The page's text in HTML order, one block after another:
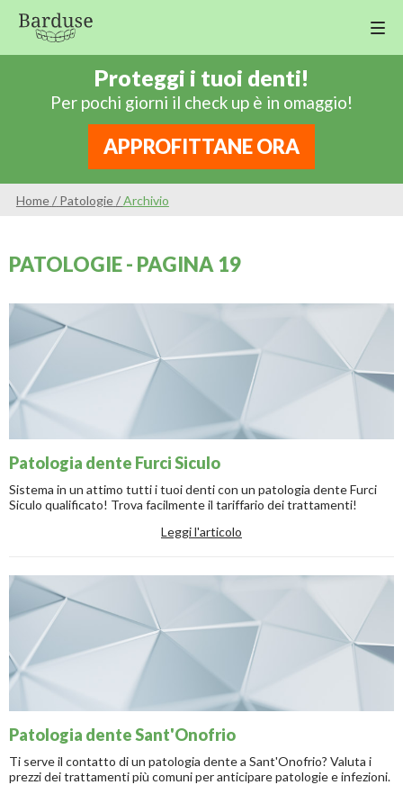
Proteggi i tuoi denti!
Per pochi giorni il check up è in omaggio!
APPROFITTANE ORA
Home/ Patologie/Archivio
PATOLOGIE - PAGINA 19
Patologia dente Furci Siculo
Sistema in un attimo tutti i tuoi denti con un patologia dente Furci
Siculo qualificato! Trova facilmente il tariffario dei trattamenti!
Leggi l'articolo
Patologia dente Sant'Onofrio
Ti serve il contatto di un patologia dente a Sant'Onofrio? Valuta i
prezzi dei trattamenti più comuni per anticipare patologie e infezioni.